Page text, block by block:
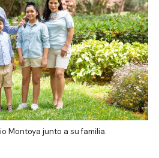
Montoya junto a su familia.